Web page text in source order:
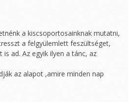
a kiscsoportosainknak mutatni,
a felgyülemlett feszültséget,
ad. Az egyik ilyen a tánc, az
az alapot ,amire minden nap